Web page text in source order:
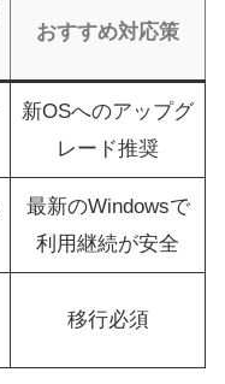
おすすめ対応策
新OSへのアップグ
レード推奨
最新のWindowsで
利用継続が安全
移行必須